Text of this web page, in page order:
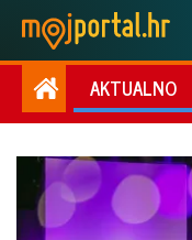
AKTUALNO